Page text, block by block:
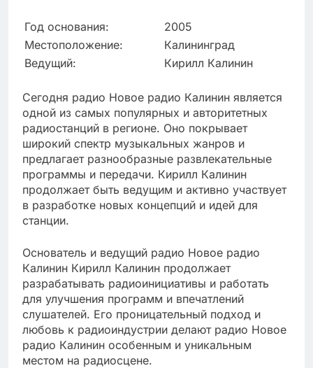
Год основания:
2005
Местоположение:
Калининград
Ведущий:
Кирилл Калинин
Сегодня радио Новое радио Калинин является
одной из самых популярных и авторитетных
радиостанций в регионе. Оно покрывает
широкий спектр музыкальных жанров и
предлагает разнообразные развлекательные
программы и передачи. Кирилл Калинин
продолжает быть ведущим и активно участвует
в разработке новых концепций и идей для
станции.
Основатель и ведущий радио Новое радио
Калинин Кирилл Калинин продолжает
разрабатывать радиоинициативы и работать
для улучшения программ и впечатлений
слушателей. Его проницательный подход и
любовь к радиоиндустрии делают радио Новое
радио Калинин особенным и уникальным
местом на радиосцене.